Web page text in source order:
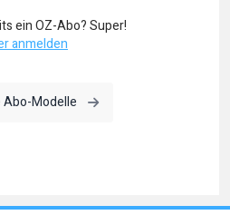
ein OZ-Abo? Super!
anmelden
Abo-Modelle